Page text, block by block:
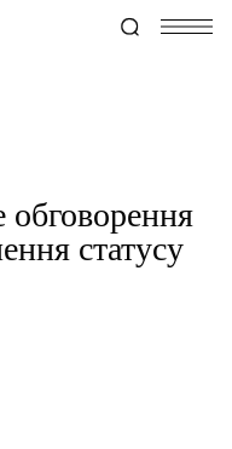
обговорення
статусу